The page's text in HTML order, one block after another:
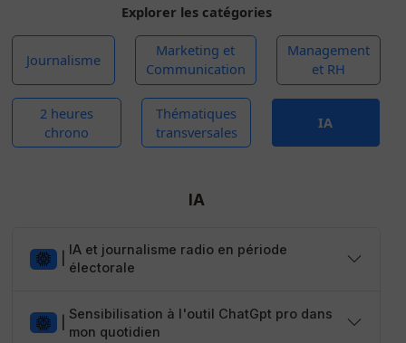
Explorer les catégories
Journalisme
Marketing et
Communication
Management
et RH
2 heures
chrono
Thématiques
transversales
IA
IA
IA et journalisme radio en période
électorale
Sensibilisation à l'outil ChatGpt pro dans
mon quotidien